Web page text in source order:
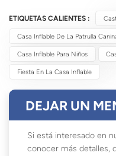
ETIQUETAS CALIENTES :
Casa Inflable De La Patrulla
Casa Inflable Para Niños
Fiesta En La Casa Inflable
DEJAR UN
Si está interesado en
conocer más detalles,